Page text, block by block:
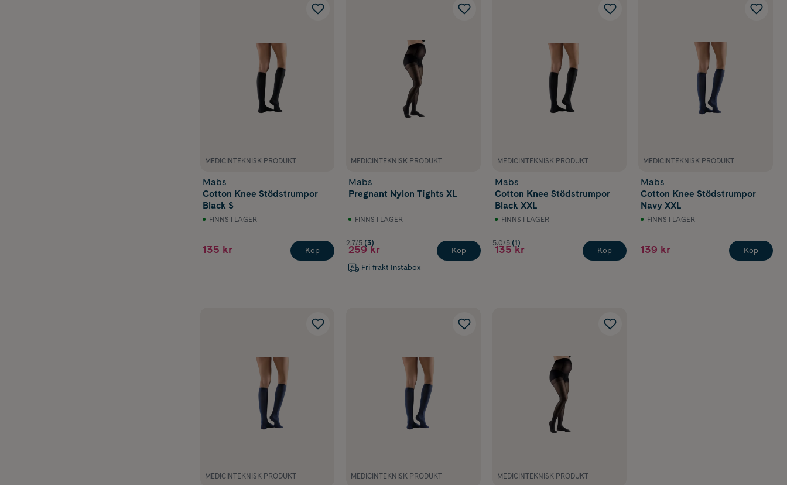
MEDICINTEKNISK PRODUKT
Mabs
Cotton Knee Stödstrumpor
Black S
FINNS I LAGER
135 kr Köp
MEDICINTEKNISK PRODUKT
Mabs
Pregnant Nylon Tights XL
FINNS I LAGER
2.7/5 (3)
259 kr
Fri frakt Instabox
Köp
MEDICINTEKNISK PRODUKT
Mabs
Cotton Knee Stödstrumpor
Black XXL
FINNS I LAGER
5.0/5 (1)
135 kr Köp
MEDICINTEKNISK PRODUKT
Mabs
Cotton Knee Stödstrumpor
Navy XXL
FINNS I LAGER
139 kr Köp
MEDICINTEKNISK PRODUKT MEDICINTEKNISK PRODUKT MEDICINTEKNISK PRODUKT